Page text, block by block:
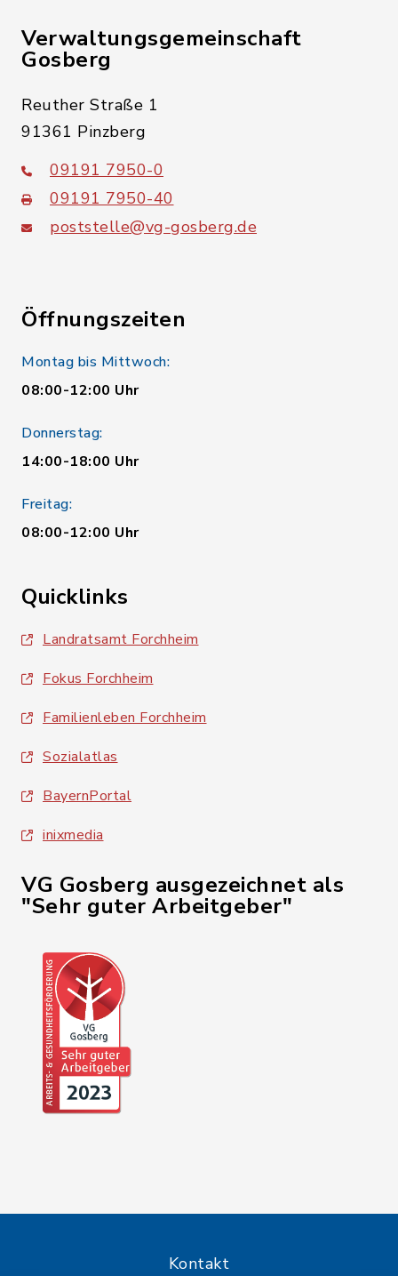
Verwaltungsgemeinschaft
Gosberg
Reuther Straße 1
91361 Pinzberg
09191 7950-0
09191 7950-40
poststelle@vg-gosberg.de
Öffnungszeiten
Montag bis Mittwoch:
08:00-12:00 Uhr
Donnerstag:
14:00-18:00 Uhr
Freitag:
08:00-12:00 Uhr
Quicklinks
Landratsamt Forchheim
Fokus Forchheim
Familienleben Forchheim
Sozialatlas
BayernPortal
inixmedia
VG Gosberg ausgezeichnet als
"Sehr guter Arbeitgeber"
Kontakt